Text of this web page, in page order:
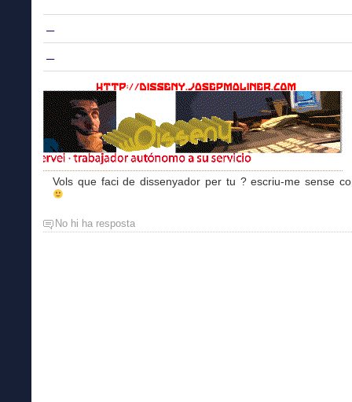
–
–
Vols que faci de dissenyador per tu ? escriu-me sense
No hi ha resposta